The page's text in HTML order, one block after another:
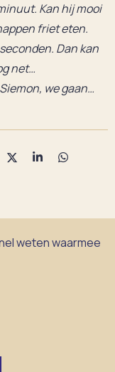
Kan hij mooi
friet eten.
Dan kan
net…
we gaan…
D
S
D
weten waarmee